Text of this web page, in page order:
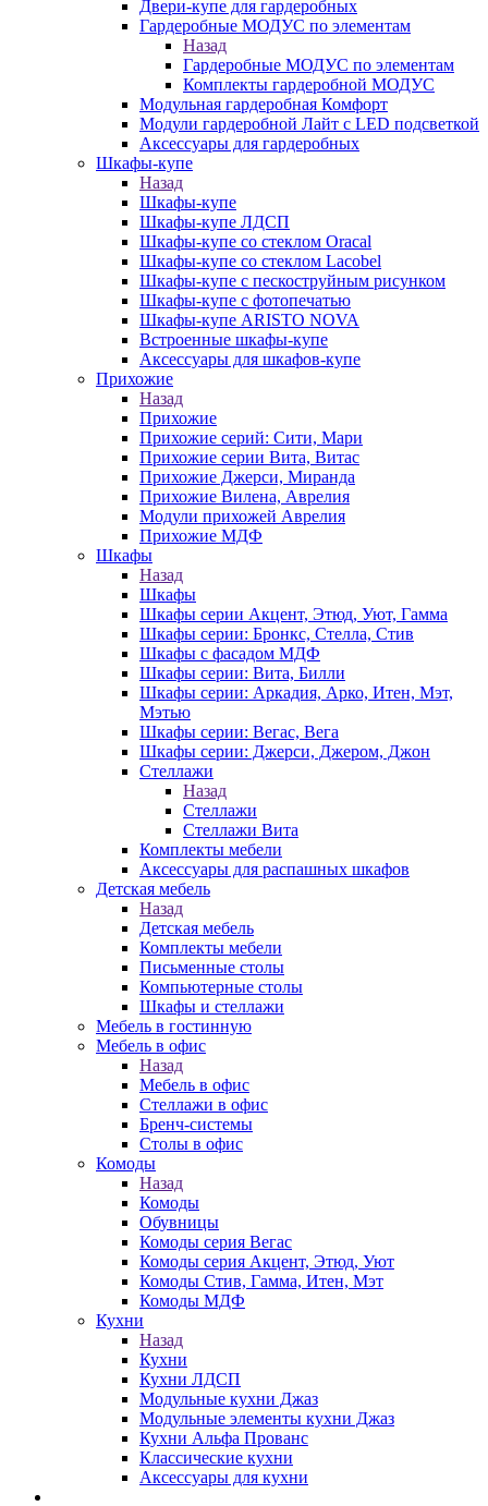
Двери-купе для гардеробных
Гардеробные МОДУС по элементам
Назад
Гардеробные МОДУС по элементам
Комплекты гардеробной МОДУС
Модульная гардеробная Комфорт
Модули гардеробной Лайт с LED подсветкой
Аксессуары для гардеробных
Шкафы-купе
Назад
Шкафы-купе
Шкафы-купе ЛДСП
Шкафы-купе со стеклом Oracal
Шкафы-купе со стеклом Lacobel
Шкафы-купе с пескоструйным рисунком
Шкафы-купе с фотопечатью
Шкафы-купе ARISTO NOVA
Встроенные шкафы-купе
Аксессуары для шкафов-купе
Прихожие
Назад
Прихожие
Прихожие серий: Сити, Мари
Прихожие серии Вита, Витас
Прихожие Джерси, Миранда
Прихожие Вилена, Аврелия
Модули прихожей Аврелия
Прихожие МДФ
Шкафы
Назад
Шкафы
Шкафы серии Акцент, Этюд, Уют, Гамма
Шкафы серии: Бронкс, Стелла, Стив
Шкафы с фасадом МДФ
Шкафы серии: Вита, Билли
Шкафы серии: Аркадия, Арко, Итен, Мэт,
Мэтью
Шкафы серии: Вегас, Вега
Шкафы серии: Джерси, Джером, Джон
Стеллажи
Назад
Стеллажи
Стеллажи Вита
Комплекты мебели
Аксессуары для распашных шкафов
Детская мебель
Назад
Детская мебель
Комплекты мебели
Письменные столы
Компьютерные столы
Шкафы и стеллажи
Мебель в гостинную
Мебель в офис
Назад
Мебель в офис
Стеллажи в офис
Бренч-системы
Столы в офис
Комоды
Назад
Комоды
Обувницы
Комоды серия Вегас
Комоды серия Акцент, Этюд, Уют
Комоды Стив, Гамма, Итен, Мэт
Комоды МДФ
Кухни
Назад
Кухни
Кухни ЛДСП
Модульные кухни Джаз
Модульные элементы кухни Джаз
Кухни Альфа Прованс
Классические кухни
Аксессуары для кухни